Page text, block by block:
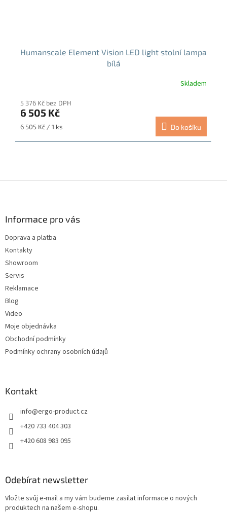
Humanscale Element Vision LED light stolní lampa
bílá
Skladem
5 376 Kč bez DPH
6 505 Kč
Měrná
6 505 Kč / 1 ks Do košíku
Informace pro vás
Doprava a platba
Kontakty
Showroom
Servis
Reklamace
Blog
Video
Moje objednávka
Obchodní podmínky
Podmínky ochrany osobních údajů
Kontakt
info@ergo-product.cz
+420 733 404 303
+420 608 983 095
Odebírat newsletter
Vložte svůj e-mail a my vám budeme zasílat informace o nových
produktech na našem e-shopu.